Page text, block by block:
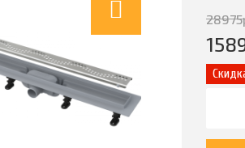
28975